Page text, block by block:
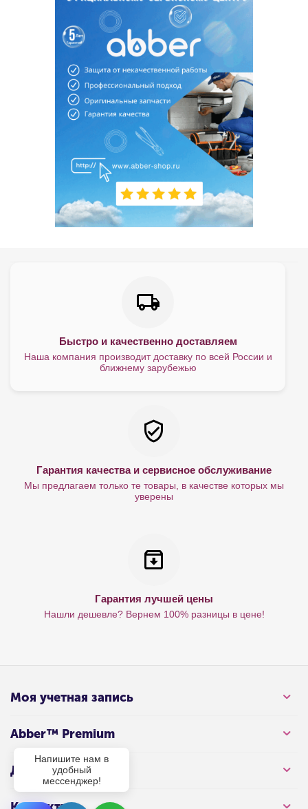
Быстро и качественно доставляем
Наша компания производит доставку по всей России и
ближнему зарубежью
Гарантия качества и сервисное обслуживание
Мы предлагаем только те товары, в качестве которых мы
уверены
Гарантия лучшей цены
Нашли дешевле? Вернем 100% разницы в цене!
Моя учетная запись
Abber™ Premium
Для клиента
Напишите нам в
удобный
мессенджер!